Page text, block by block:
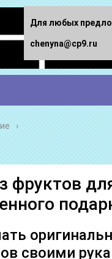
фруктов
своими
Для любых
chenyna@cp9.ru